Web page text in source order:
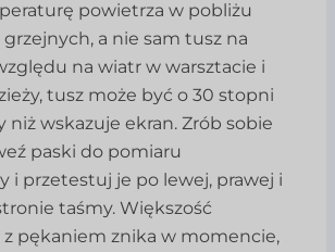
powietrza w pobliżu
a nie sam tusz na
na wiatr w warsztacie i
tusz może być o 30 stopni
niż wskazuje ekran. Zrób sobie
paski do pomiaru
i przetestuj je po lewej, prawej i
taśmy. Większość
pękaniem znika w momencie,